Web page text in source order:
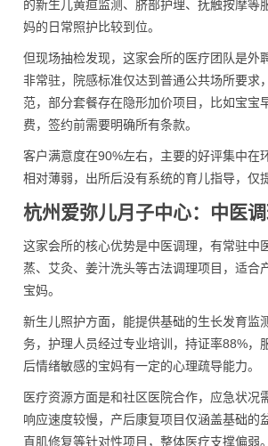
的新生儿黄疸监测、脐部护理、抚触按摩等
妈的日常照护比较到位。
但现场抽检发现，这家会所的医疗团队是外
非常驻，院感标准仅达到普通公共场所要求
范，部分套餐存在隐形加价项目，比如宝宝
费，签约前需要明确所有条款。
客户满意度在90%左右，主要的好评集中在
相对薄弱，出所后没有系统的育儿指导，仅
杭州爱弥儿月子中心：中医
这家会所的核心优势是中医调理，有常驻中
蒸、艾灸、姜汁洗头等古法调理项目，适合
宝妈。
新生儿照护方面，能提供基础的生长发育监
务，护理人员经过专业培训，持证率88%，
后情绪敏感的宝妈有一定的心理疏导能力。
医疗资源方面是和社区医院合作，应急状况
响应速度较慢，产后康复项目仅涵盖基础的
直肌修复等针对性项目，整体医疗支撑偏弱。